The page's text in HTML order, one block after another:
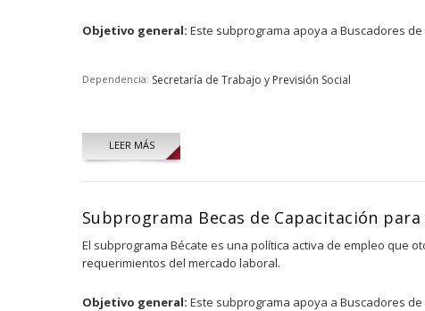
Objetivo general: Este subprograma apoya a Buscadores
Dependencia: Secretaría de Trabajo y Previsión Social
LEER MÁS
Subprograma Becas de Capacitación
El subprograma Bécate es una política activa de empleo que
requerimientos del mercado laboral.
Objetivo general: Este subprograma apoya a Buscadores